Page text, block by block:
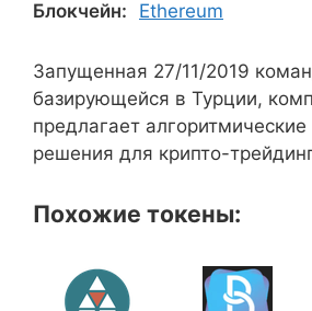
Блокчейн:
Ethereum
Запущенная 27/11/2019
базирующейся в Турции,
предлагает
решения для крипто-
Похожие токены: